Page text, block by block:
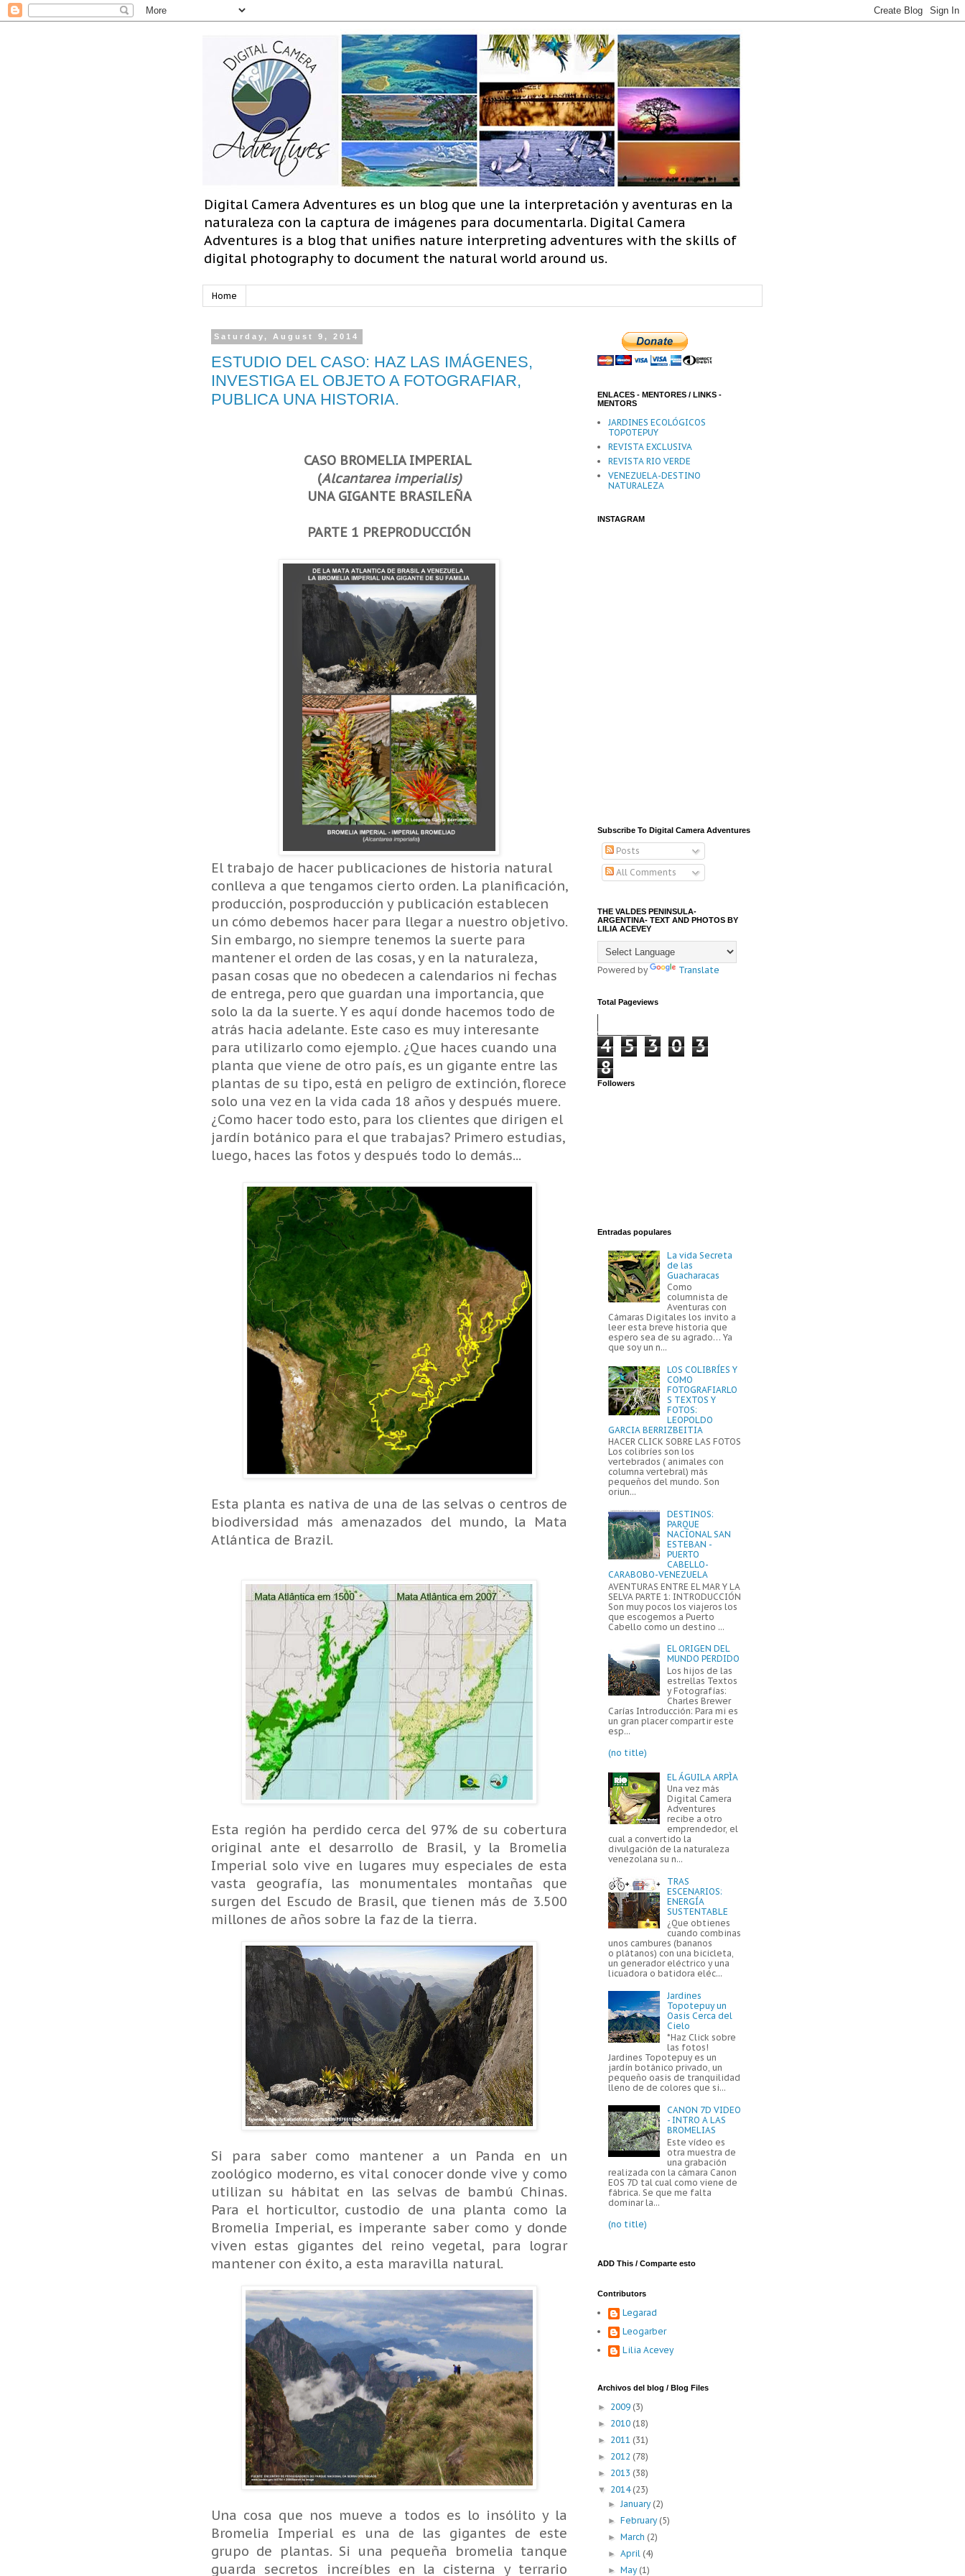
Digital Camera Adventures es un blog que une la interpretación y aventuras en la
naturaleza con la captura de imágenes para documentarla. Digital Camera
Adventures is a blog that unifies nature interpreting adventures with the skills of
digital photography to document the natural world around us.
Home
Saturday, August 9, 2014
ESTUDIO DEL CASO: HAZ LAS IMÁGENES,
INVESTIGA EL OBJETO A FOTOGRAFIAR,
PUBLICA UNA HISTORIA.
CASO BROMELIA IMPERIAL
(Alcantarea imperialis)
UNA GIGANTE BRASILEÑA
PARTE 1 PREPRODUCCIÓN
El trabajo de hacer publicaciones de historia natural
conlleva a que tengamos cierto orden. La planificación,
producción, posproducción y publicación establecen
un cómo debemos hacer para llegar a nuestro objetivo.
Sin embargo, no siempre tenemos la suerte para
mantener el orden de las cosas, y en la naturaleza,
pasan cosas que no obedecen a calendarios ni fechas
de entrega, pero que guardan una importancia, que
solo la da la suerte. Y es aquí donde hacemos todo de
atrás hacia adelante. Este caso es muy interesante
para utilizarlo como ejemplo. ¿Que haces cuando una
planta que viene de otro país, es un gigante entre las
plantas de su tipo, está en peligro de extinción, florece
solo una vez en la vida cada 18 años y después muere.
¿Como hacer todo esto, para los clientes que dirigen el
jardín botánico para el que trabajas? Primero estudias,
luego, haces las fotos y después todo lo demás...
Esta planta es nativa de una de las selvas o centros de
biodiversidad más amenazados del mundo, la Mata
Atlántica de Brazil.
Esta región ha perdido cerca del 97% de su cobertura
original ante el desarrollo de Brasil, y la Bromelia
Imperial solo vive en lugares muy especiales de esta
vasta geografía, las monumentales montañas que
surgen del Escudo de Brasil, que tienen más de 3.500
millones de años sobre la faz de la tierra.
Si para saber como mantener a un Panda en un
zoológico moderno, es vital conocer donde vive y como
utilizan su hábitat en las selvas de bambú Chinas.
Para el horticultor, custodio de una planta como la
Bromelia Imperial, es imperante saber como y donde
viven estas gigantes del reino vegetal, para lograr
mantener con éxito, a esta maravilla natural.
Una cosa que nos mueve a todos es lo insólito y la
Bromelia Imperial es una de las gigantes de este
grupo de plantas. Si una pequeña bromelia tanque
guarda secretos increíbles en la cisterna y terrario
ENLACES - MENTORES / LINKS -
MENTORS
JARDINES ECOLÓGICOS
TOPOTEPUY
REVISTA EXCLUSIVA
REVISTA RIO VERDE
VENEZUELA-DESTINO
NATURALEZA
INSTAGRAM
Subscribe To Digital Camera Adventures
Posts
All Comments
THE VALDES PENINSULA-
ARGENTINA- TEXT AND PHOTOS BY
LILIA ACEVEY
Powered by Translate
Total Pageviews
4 5 3 0
3
8
Followers
Entradas populares
La vida Secreta
de las
Guacharacas
Como
columnista de
Aventuras con
Cámaras Digitales los invito a
leer esta breve historia que
espero sea de su agrado… Ya
que soy un n...
LOS COLIBRÍES Y
COMO
FOTOGRAFIARLO
S TEXTOS Y
FOTOS:
LEOPOLDO
GARCIA BERRIZBEITIA
HACER CLICK SOBRE LAS FOTOS
Los colibríes son los
vertebrados ( animales con
columna vertebral) más
pequeños del mundo. Son
oriun...
DESTINOS:
PARQUE
NACIONAL SAN
ESTEBAN -
PUERTO
CABELLO-
CARABOBO-VENEZUELA
AVENTURAS ENTRE EL MAR Y LA
SELVA PARTE 1: INTRODUCCIÓN
Son muy pocos los viajeros los
que escogemos a Puerto
Cabello como un destino ...
EL ORIGEN DEL
MUNDO PERDIDO
Los hijos de las
estrellas Textos
y Fotografías:
Charles Brewer
Carías Introducción: Para mi es
un gran placer compartir este
esp...
(no title)
EL ÁGUILA ARPÌA
Una vez más
Digital Camera
Adventures
recibe a otro
emprendedor, el
cual a convertido la
divulgación de la naturaleza
venezolana su n...
TRAS
ESCENARIOS:
ENERGÍA
SUSTENTABLE
¿Que obtienes
cuando combinas
unos cambures (bananos
o plátanos) con una bicicleta,
un generador eléctrico y una
licuadora o batidora eléc...
Jardines
Topotepuy un
Oasis Cerca del
Cielo
*Haz Click sobre
las fotos!
Jardines Topotepuy es un
jardín botánico privado, un
pequeño oasis de tranquilidad
lleno de de colores que si...
CANON 7D VIDEO
- INTRO A LAS
BROMELIAS
Este vídeo es
otra muestra de
una grabación
realizada con la cámara Canon
EOS 7D tal cual como viene de
fábrica. Se que me falta
dominar la...
(no title)
ADD This / Comparte esto
Contributors
Legarad
Leogarber
Lilia Acevey
Archivos del blog / Blog Files
► 2009 (3)
► 2010 (18)
► 2011 (31)
► 2012 (78)
► 2013 (38)
▼ 2014 (23)
►January (2)
► February (5)
► March (2)
►April (4)
► May (1)